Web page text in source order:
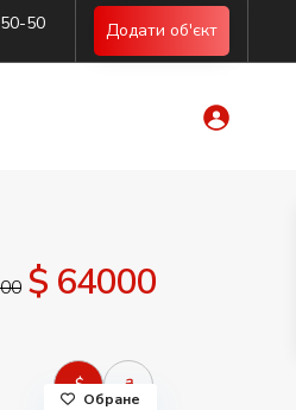
50 Додати об'єкт
$ 64000
$ ₴
Обране